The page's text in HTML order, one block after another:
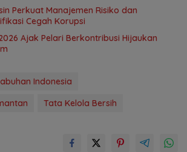
Perkuat Manajemen Risiko dan
Cegah Korupsi
Ajak Pelari Berkontribusi Hijaukan
Indonesia
Tata Kelola Bersih